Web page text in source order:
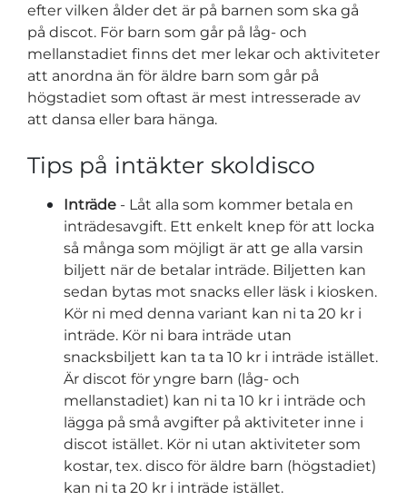
efter vilken ålder det är på barnen som ska gå
på discot. För barn som går på låg- och
mellanstadiet finns det mer lekar och aktiviteter
att anordna än för äldre barn som går på
högstadiet som oftast är mest intresserade av
att dansa eller bara hänga.
Tips på intäkter skoldisco
Inträde - Låt alla som kommer betala en
inträdesavgift. Ett enkelt knep för att locka
så många som möjligt är att ge alla varsin
biljett när de betalar inträde. Biljetten kan
sedan bytas mot snacks eller läsk i kiosken.
Kör ni med denna variant kan ni ta 20 kr i
inträde. Kör ni bara inträde utan
snacksbiljett kan ta ta 10 kr i inträde istället.
Är discot för yngre barn (låg- och
mellanstadiet) kan ni ta 10 kr i inträde och
lägga på små avgifter på aktiviteter inne i
discot istället. Kör ni utan aktiviteter som
kostar, tex. disco för äldre barn (högstadiet)
kan ni ta 20 kr i inträde istället.